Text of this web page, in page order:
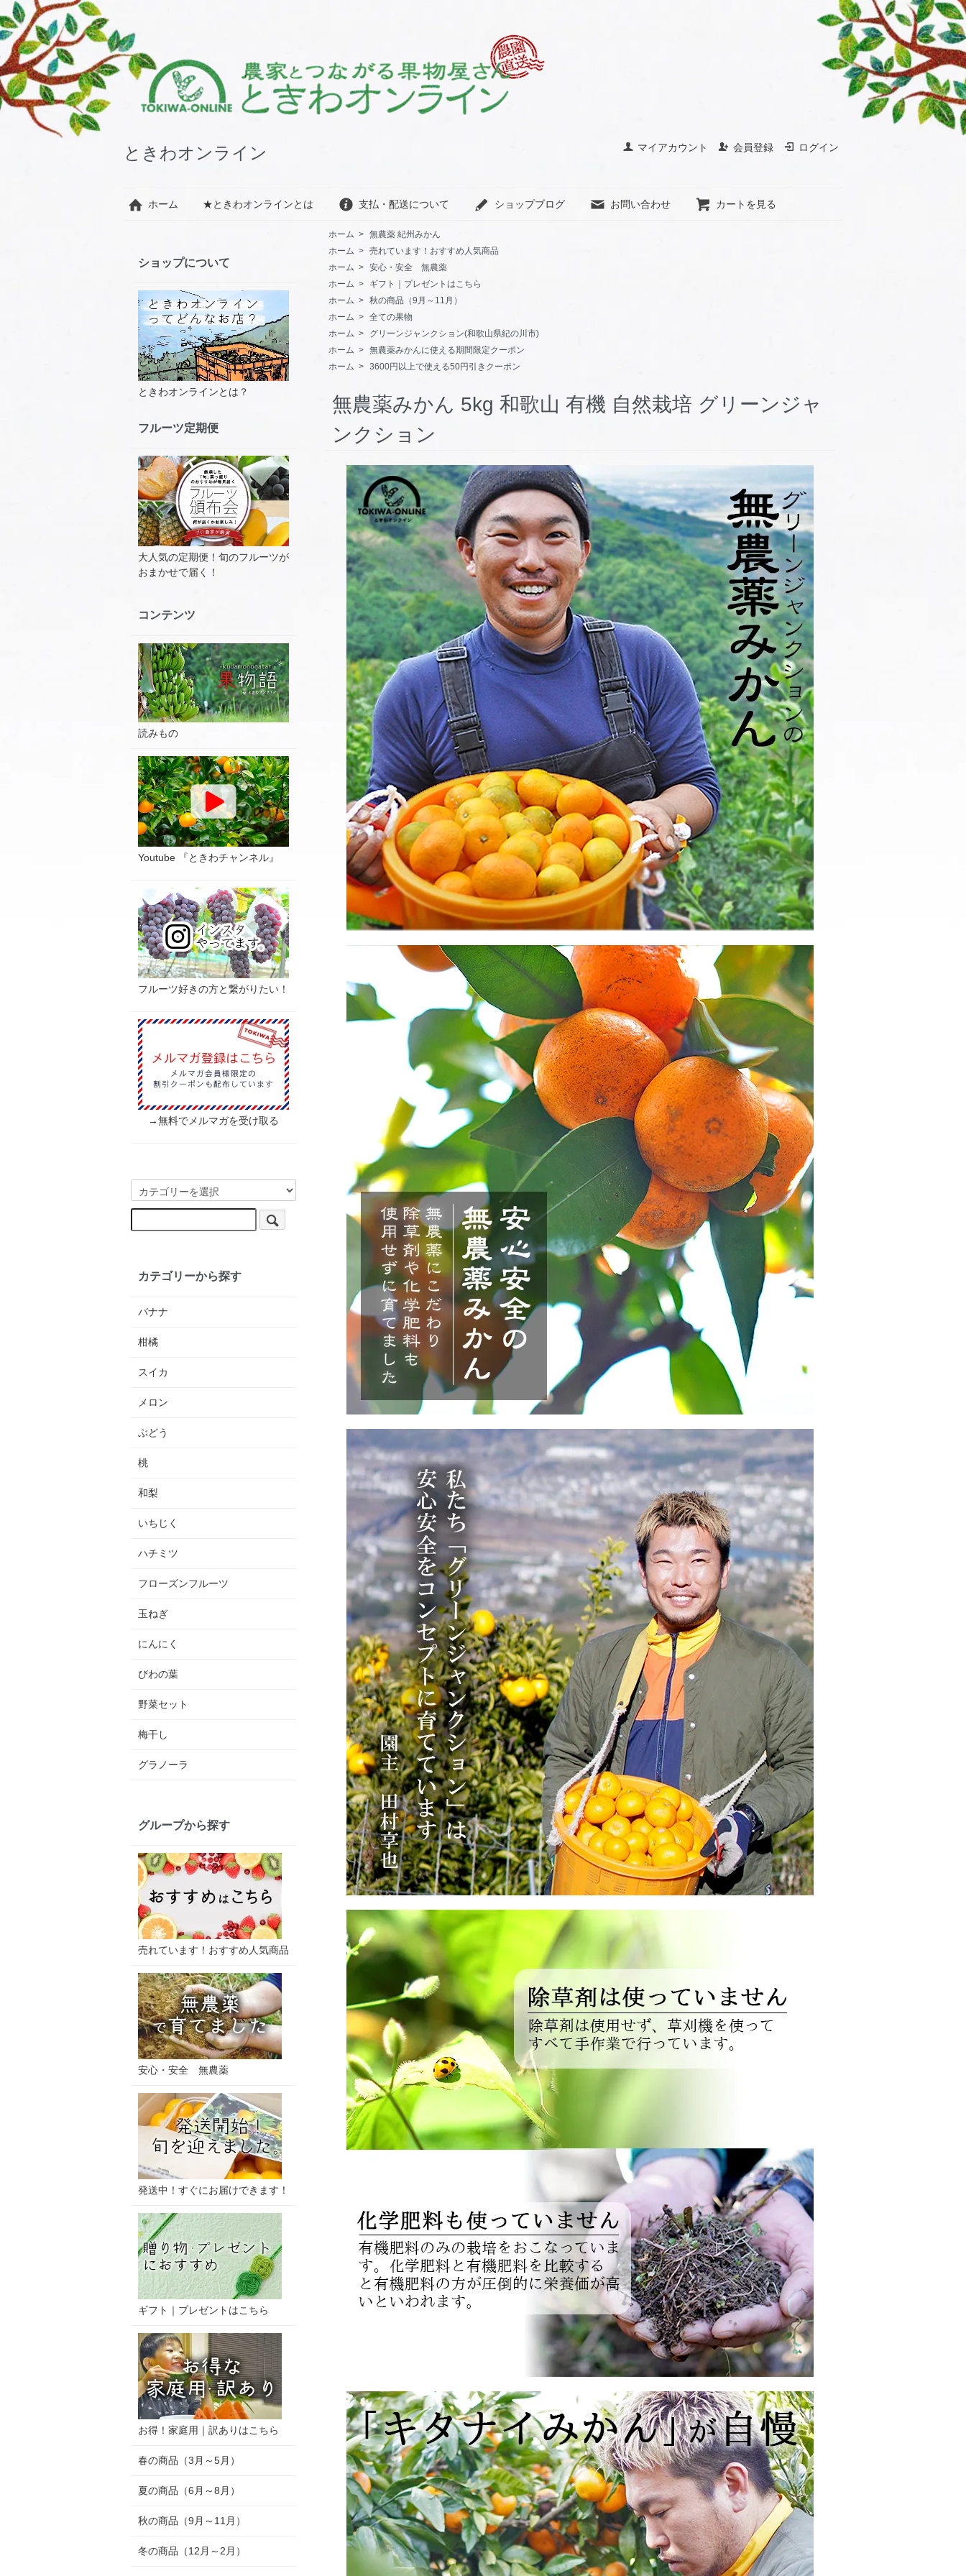
マイアカウント 会員登録 ログイン
ときわオンライン
ホーム ★ときわオンラインとは 支払・配送について ショップブログ お問い合わせ カートを見る
ホーム > 無農薬 紀州みかん
ホーム > 売れています！おすすめ人気商品
ホーム > 安心・安全 無農薬
ホーム >
ギフト｜プレゼントはこちら
ホーム > 秋の商品（9月～11月）
ホーム > 全ての果物
ホーム >
グリーンジャンクション(和歌山県紀の川市)
ホーム > 無農薬みかんに使える期間限定クーポン
ホーム > 3600円以上で使える50円引きクーポン
無農薬みかん 5kg 和歌山 有機 自然栽培 グリーンジャ
ンクション
ショップについて
ときわオンラインとは？
フルーツ定期便
大人気の定期便！旬のフルーツが
おまかせで届く！
コンテンツ
読みもの
Youtube 『ときわチャンネル』
フルーツ好きの方と繋がりたい！
→無料でメルマガを受け取る
カテゴリーから探す
バナナ
柑橘
スイカ
メロン
ぶどう
桃
和梨
いちじく
ハチミツ
フローズンフルーツ
玉ねぎ
にんにく
びわの葉
野菜セット
梅干し
グラノーラ
グループから探す
売れています！おすすめ人気商品
安心・安全 無農薬
発送中！すぐにお届けできます！
ギフト｜プレゼントはこちら
お得！家庭用｜訳ありはこちら
春の商品（3月～5月）
夏の商品（6月～8月）
秋の商品（9月～11月）
冬の商品（12月～2月）